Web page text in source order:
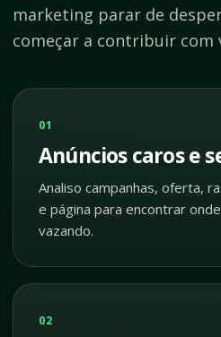
marketing parar de
começar a contribuir com
01
Anúncios caros e
Analiso campanhas, oferta,
e página para encontrar
vazando.
02